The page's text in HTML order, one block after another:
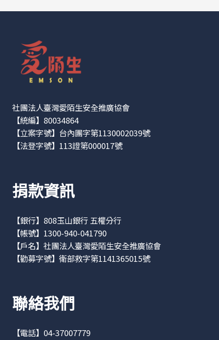
社團法人臺灣愛陌生安全推廣協會
【統編】80034864
【立案字號】台內團字第1130002039號
【法登字號】113證第000017號
捐款資訊
【銀行】808玉山銀行 五權分行
【帳號】1300-940-041790
【戶名】社團法人臺灣愛陌生安全推廣協會
【勸募字號】衛部救字第1141365015號
聯絡我們
【電話】04-37007779